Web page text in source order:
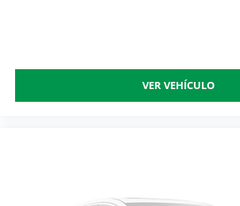
VER VEHÍCULO